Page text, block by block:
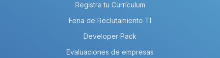
Registra tu Currículum
Feria de Reclutamiento TI
Developer Pack
Evaluaciones de empresas